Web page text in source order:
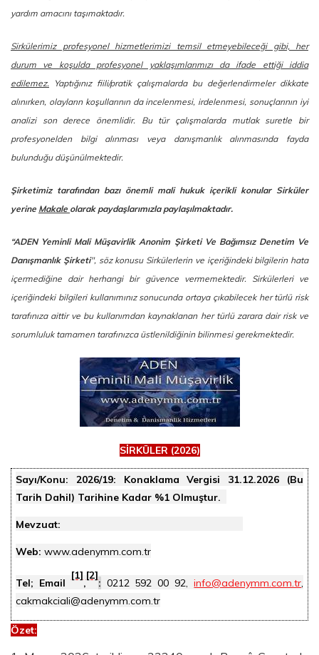
yardım amacını taşımaktadır.
Sirkülerimiz profesyonel hizmetlerimizi temsil etmeyebileceği gibi, her
durum ve koşulda profesyonel yaklaşımlarımızı da ifade ettiği iddia
edilemez. Yaptığınız fiili/pratik çalışmalarda bu değerlendirmeler dikkate
alınırken, olayların koşullarının da incelenmesi, irdelenmesi, sonuçlarının iyi
analizi son derece önemlidir. Bu tür çalışmalarda mutlak suretle bir
profesyonelden bilgi alınması veya danışmanlık alınmasında fayda
bulunduğu düşünülmektedir.
Şirketimiz tarafından bazı önemli mali hukuk içerikli konular Sirküler
yerine Makale olarak paydaşlarımızla paylaşılmaktadır.
“ADEN Yeminli Mali Müşavirlik Anonim Şirketi Ve Bağımsız Denetim Ve
Danışmanlık Şirketi", söz konusu Sirkülerlerin ve içeriğindeki bilgilerin hata
içermediğine dair herhangi bir güvence vermemektedir. Sirkülerleri ve
içeriğindeki bilgileri kullanımınız sonucunda ortaya çıkabilecek her türlü risk
tarafınıza aittir ve bu kullanımdan kaynaklanan her türlü zarara dair risk ve
sorumluluk tamamen tarafınızca üstlenildiğinin bilinmesi gerekmektedir.
SİRKÜLER (2026)
Sayı/Konu: 2026/19: Konaklama Vergisi 31.12.2026 (Bu
Tarih Dahil) Tarihine Kadar %1 Olmuştur.
Mevzuat:
Web: www.adenymm.com.tr
Tel; Email
[1]
,
[2]
: 0212 592 00 92,info@adenymm.com.tr,
cakmakciali@adenymm.com.tr
Özet: